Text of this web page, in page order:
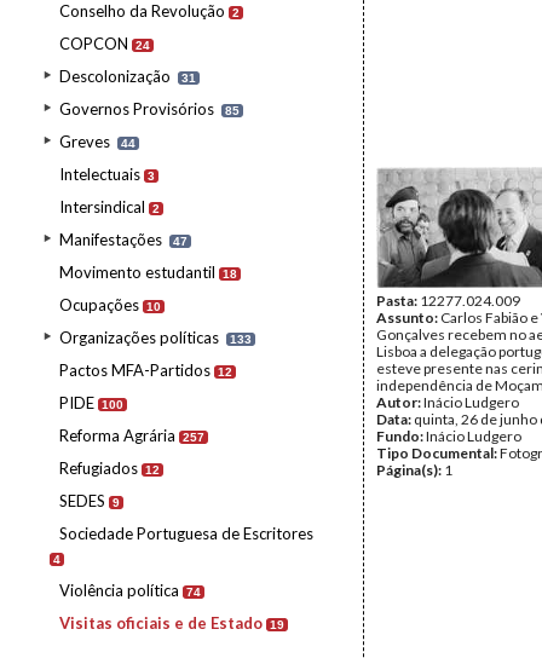
Conselho da Revolução 2
COPCON 24
Descolonização 31
Governos Provisórios 85
Greves 44
Intelectuais 3
Intersindical 2
Manifestações 47
Movimento estudantil 18
Ocupações 10
Organizações políticas 133
Pactos MFA-Partidos 12
PIDE 100
Reforma Agrária 257
Refugiados 12
SEDES 9
Sociedade Portuguesa de Escritores
4
Violência política 74
Visitas oficiais e de Estado 19
Pasta: 12277.024.009
Assunto: Carlos Fabião e
Gonçalves recebem no
Lisboa a delegação
esteve presente nas
independência de
Autor:Inácio Ludgero
Data: quinta, 26 de junho
Fundo:Inácio Ludgero
Tipo Documental:
Página(s): 1